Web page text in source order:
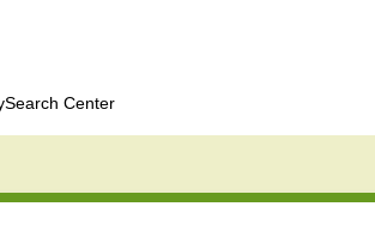
Center